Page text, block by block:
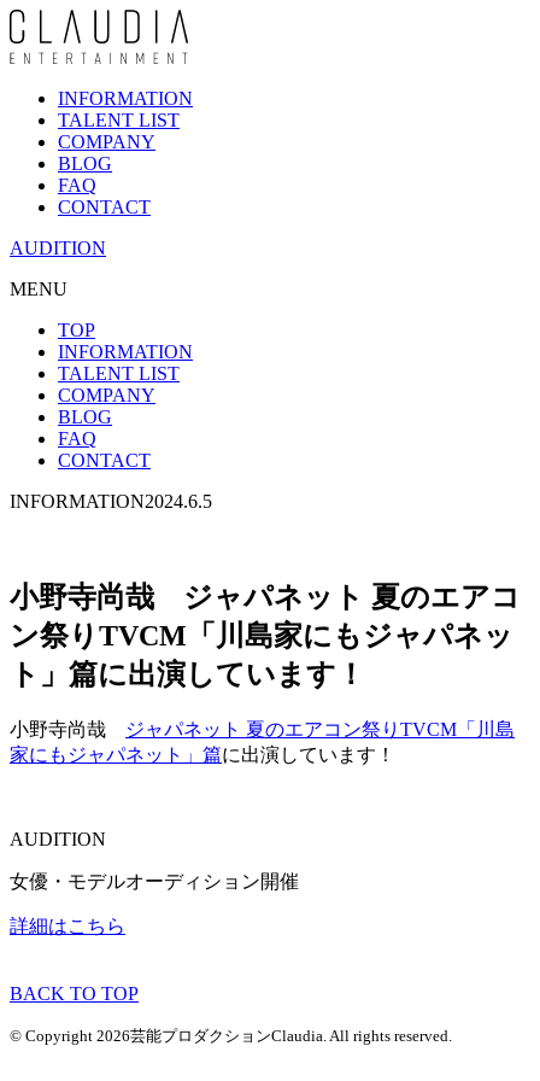
INFORMATION
TALENT LIST
COMPANY
BLOG
FAQ
CONTACT
AUDITION
MENU
TOP
INFORMATION
TALENT LIST
COMPANY
BLOG
FAQ
CONTACT
INFORMATION2024.6.5
小野寺尚哉 ジャパネット 夏のエアコ
ン祭りTVCM「川島家にもジャパネッ
ト」篇に出演しています！
小野寺尚哉
ジャパネット 夏のエアコン祭りTVCM「川島
家にもジャパネット」篇に出演しています！
AUDITION
女優・モデルオーディション開催
詳細はこちら
BACK TO TOP
© Copyright 2026芸能プロダクションClaudia. All rights reserved.